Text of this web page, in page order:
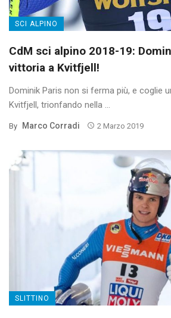
SCI ALPINO
CdM sci alpino 2018-19:
vittoria a Kvitfjell!
Dominik Paris non si ferma più, e coglie
Kvitfjell, trionfando nella ...
By Marco Corradi 2 Marzo 2019
SLITTINO